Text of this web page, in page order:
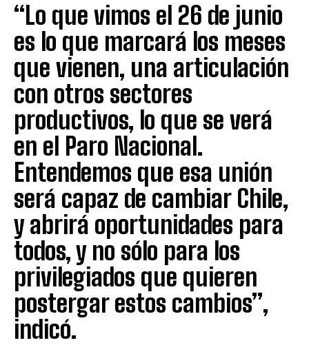
“Lo que vimos el 26 de junio
es lo que marcará los meses
que vienen, una articulación
con otros sectores
productivos, lo que se verá
en el Paro Nacional.
Entendemos que esa unión
será capaz de cambiar Chile,
y abrirá oportunidades para
todos, y no sólo para los
privilegiados que quieren
postergar estos cambios”,
indicó.